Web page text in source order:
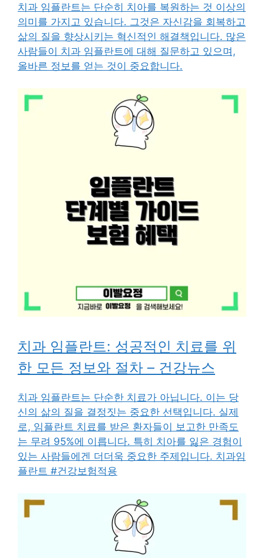
치과 임플란트는 단순히 치아를 복원하는 것 이상의
의미를 가지고 있습니다. 그것은 자신감을 회복하고
삶의 질을 향상시키는 혁신적인 해결책입니다. 많은
사람들이 치과 임플란트에 대해 질문하고 있으며,
올바른 정보를 얻는 것이 중요합니다.
치과 임플란트: 성공적인 치료를 위
한 모든 정보와 절차 – 건강뉴스
치과 임플란트는 단순한 치료가 아닙니다. 이는 당
신의 삶의 질을 결정짓는 중요한 선택입니다. 실제
로, 임플란트 치료를 받은 환자들이 보고한 만족도
는 무려 95%에 이릅니다. 특히 치아를 잃은 경험이
있는 사람들에겐 더더욱 중요한 주제입니다. 치과임
플란트 #건강보험적용